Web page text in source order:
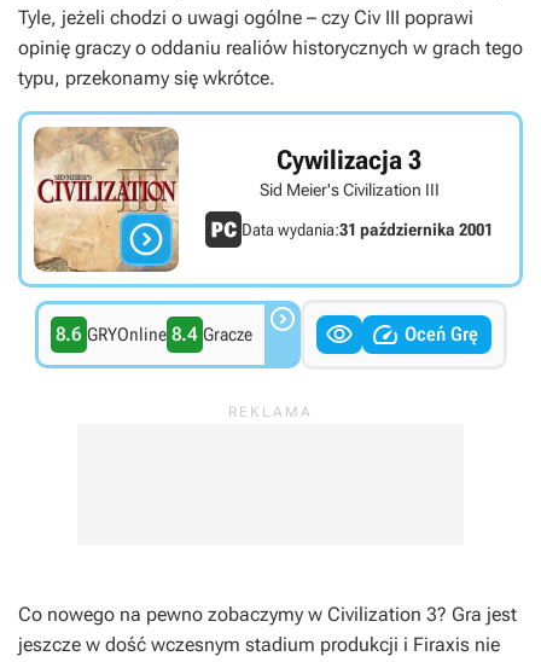
Tyle, jeżeli chodzi o uwagi ogólne – czy Civ III poprawi
opinię graczy o oddaniu realiów historycznych w grach tego
typu, przekonamy się wkrótce.

Cywilizacja 3
Sid Meier's Civilization III
Data wydania:31 października 2001
8.6 GRYOnline 8.4 Gracze    Oceń Grę
Co nowego na pewno zobaczymy w Civilization 3? Gra jest
jeszcze w dość wczesnym stadium produkcji i Firaxis nie